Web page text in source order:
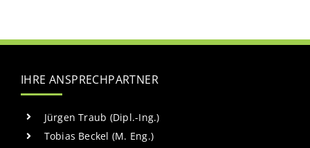
IHRE ANSPRECHPARTNER
Jürgen Traub (Dipl.-Ing.)
Tobias Beckel (M. Eng.)